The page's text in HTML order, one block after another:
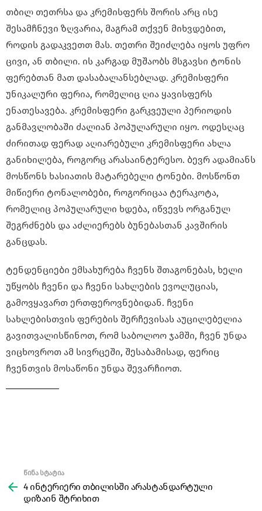
თბილ თეთრსა და კრემისფერს შორის არც ისე
შესამჩნევი ზღვარია, მაგრამ თქვენ მიხვდებით,
როდის გადაკვეთთ მას. თეთრი შეიძლება იყოს უფრო
ცივი, ან თბილი. ის კარგად მუშაობს მსგავსი ტონის
ფერებთან მათ დასაბალანსებლად. კრემისფერი
უნიკალური ფერია, რომელიც ღია ყავისფერს
ენათესავება. კრემისფერი გარკვეული პერიოდის
განმავლობაში ძალიან პოპულარული იყო. ოდესღაც
ძირითად ფერად აღიარებული კრემისფერი ახლა
განიხილება, როგორც არასაინტერესო. ბევრ ადამიანს
მოსწონს ხასიათის მატარებელი ტონები. მოსწონთ
მიწიერი ტონალობები, როგორიცაა ტერაკოტა,
რომელიც პოპულარული ხდება, იწვევს ორგანულ
შეგრძნებს და აძლიერებს ბუნებასთან კავშირის
განცდას.
ტენდენციები ემსახურება ჩვენს შთაგონებას, ხელი
უწყობს ჩვენი და ჩვენი სახლების ევოლუციას,
გამოვყავართ ერთფეროვნებიდან. ჩვენი
სახლებისთვის ფერების შერჩევისას აუცილებელია
გავითვალისწინოთ, რომ საბოლოო ჯამში, ჩვენ უნდა
ვიცხოვროთ ამ სივრცეში, შესაბამისად, ფერიც
ჩვენთვის მოსაწონი უნდა შევარჩიოთ.
more
წინა სტატია
4 ინტერიერი თბილისში არასტანდარტული
დიზაინ შტრიხით